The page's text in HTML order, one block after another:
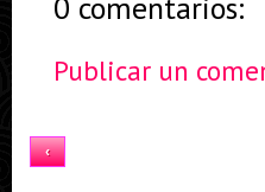
Publicar un
‹